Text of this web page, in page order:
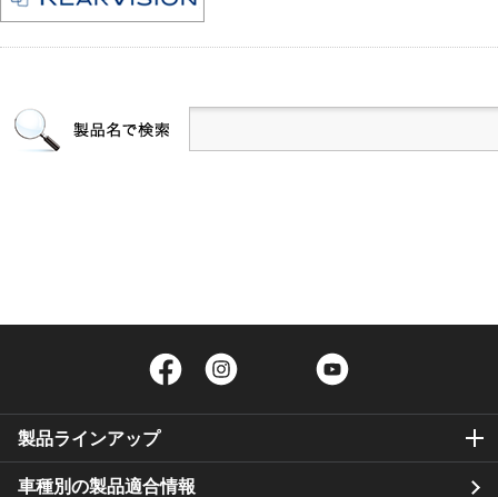
Facebook Twitter
製品ラインアップ
車種別の製品適合情報